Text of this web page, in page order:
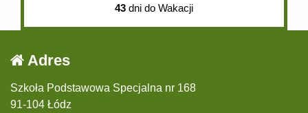
43 dni do Wakacji
Adres
Szkoła Podstawowa Specjalna nr 168
91-104 Łódz